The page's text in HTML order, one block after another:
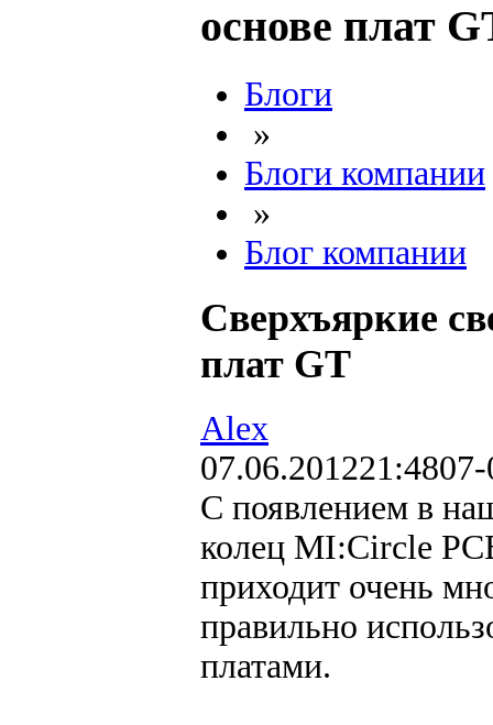
основе плат
Блоги
»
Блоги компании
»
Блог компании
Сверхъяркие
плат GT
Alex
07.06.201221:48
С появлением в
колец MI:Circle
приходит очень
правильно
платами.